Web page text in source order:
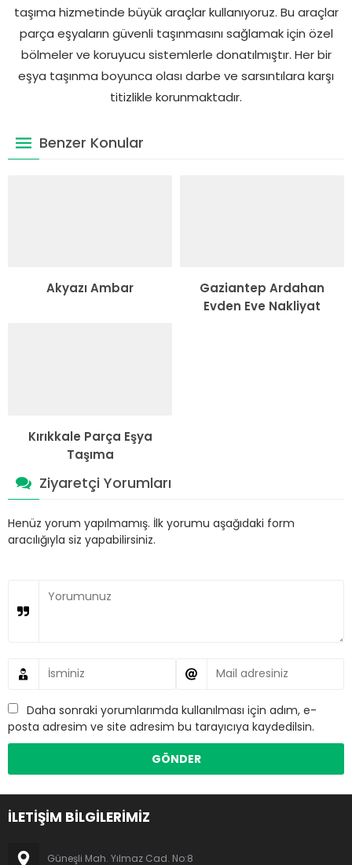
taşıma hizmetinde büyük araçlar kullanıyoruz. Bu araçlar
parça eşyaların güvenli taşınmasını sağlamak için özel
bölmeler ve koruyucu sistemlerle donatılmıştır. Her bir
eşya taşınma boyunca olası darbe ve sarsıntılara karşı
titizlikle korunmaktadır.
Benzer Konular
Akyazı Ambar
Gaziantep Ardahan
Evden Eve Nakliyat
Kırıkkale Parça Eşya
Taşıma
Ziyaretçi Yorumları
Henüz yorum yapılmamış. İlk yorumu aşağıdaki form
aracılığıyla siz yapabilirsiniz.
Daha sonraki yorumlarımda kullanılması için adım, e-
posta adresim ve site adresim bu tarayıcıya kaydedilsin.
İLETİŞİM BİLGİLERİMİZ
Güneşli Mah. Yılmaz Cad. No:8